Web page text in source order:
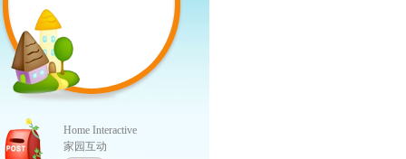
Home Interactive
家园互动